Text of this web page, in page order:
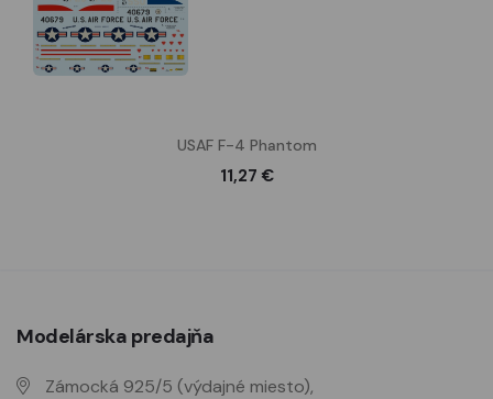
USAF F-4 Phantom
11,27 €
Modelárska predajňa
Zámocká 925/5 (výdajné miesto),